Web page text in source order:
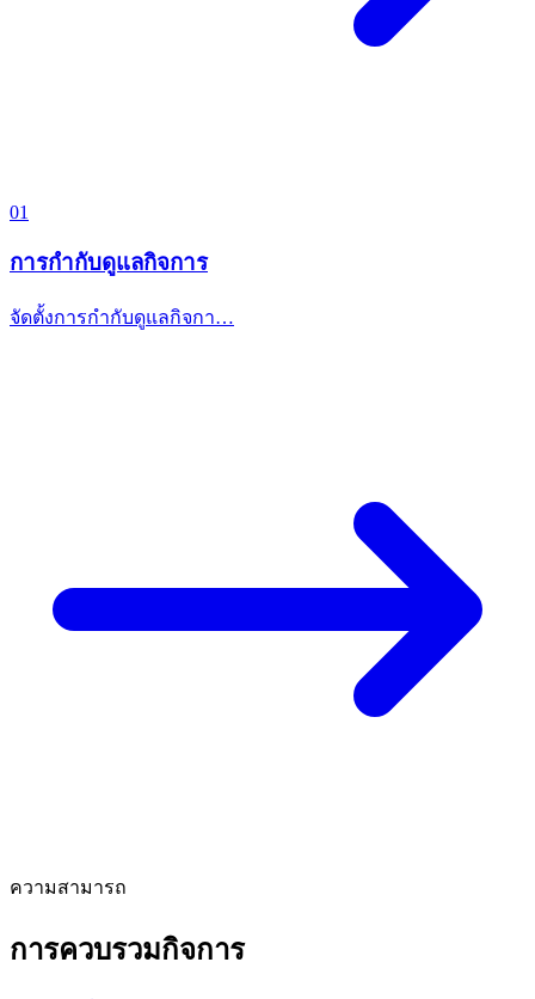
01
การกำกับดูแลกิจการ
จัดตั้งการกำกับดูแลกิจกา…
ความสามารถ
การควบรวมกิจการ